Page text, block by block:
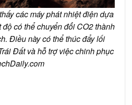
các máy phát nhiệt điện dựa
có thể chuyển đổi CO2 thành
Điều này có thể thúc đẩy lối
Đất và hỗ trợ việc chinh phục